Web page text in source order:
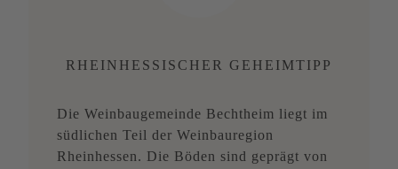
RHEINHESSISCHER GEHEIMTIPP
Die Weinbaugemeinde Bechtheim liegt im
südlichen Teil der Weinbauregion
Rheinhessen. Die Böden sind geprägt von